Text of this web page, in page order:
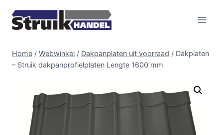
naar
inhoud
Home / Webwinkel / Dakpanplaten uit voorraad / Dakplaten
– Struik dakpanprofielplaten Lengte 1600 mm